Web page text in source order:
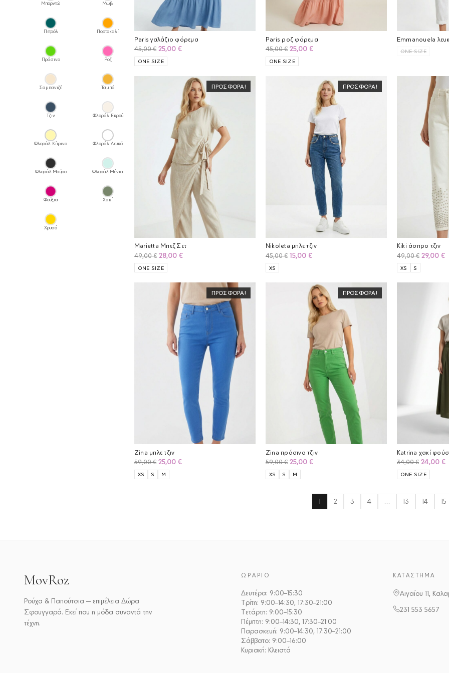
Μπορντώ Μωβ
Πετρόλ Πορτοκαλί
Πράσινο Ροζ
Σαμπανιζέ Ταμπά
Τζιν Φλοράλ Εκρού
Φλοράλ Κίτρινο Φλοράλ Λευκό
Φλοράλ Μαύρο Φλοράλ Μέντα
Φούξια Χακί
Χρυσό
Paris γαλάζιο φόρεμα
45,00€ Original
price
was:
45,00 €.
25,00 €Η
είναι:
25,00 €.
ONE SIZE
Paris ροζ φόρεμα
45,00€ Original
price
was:
25,00 €Η
είναι:
25,00 €.
ONE SIZE
Emmanouela
ONE SIZE
ΠΡΟΣΦΟΡΆ!
Marietta Μπεζ Σετ
49,00€ Original
price
was:
49,00 €.
28,00 €Η
είναι:
28,00 €.
ONE SIZE
ΠΡΟΣΦΟΡΆ!
Nikoleta μπλε τζιν
45,00€ Original
45,00 €.
15,00 €Η
είναι:
15,00 €.
XS
Kiki άσπρο τζιν
49,00€ Original
49,00 €.
29,00 €Η
XS S
ΠΡΟΣΦΟΡΆ!
Zina μπλε τζιν
59,00€ Original
price
was:
25,00 €Η
XS S M
ΠΡΟΣΦΟΡΆ!
Zina πράσινο τζιν
59,00€ Original
price
was:
25,00 €Η
25,00 €.
XS S M
Katrina χακί
34,00€ Original
price
was:
24,00 €Η
ONE SIZE
1 2 3 4 … 13 14 15
MovRoz
Ρούχα & Παπούτσια — επιμέλεια Δώρα
Σφουγγαρά. Εκεί που η μόδα συναντά την
τέχνη.
ΩΡΆΡΙΟ
Δευτέρα: 9:00–15:30
Τρίτη: 9:00–14:30, 17:30–21:00
Τετάρτη: 9:00–15:30
Πέμπτη: 9:00–14:30, 17:30–21:00
Παρασκευή: 9:00–14:30, 17:30–21:00
Σάββατο: 9:00–16:00
Κυριακή: Κλειστά
ΚΑΤΆΣΤΗΜΑ
Αιγαίου 11,
231 553 5657